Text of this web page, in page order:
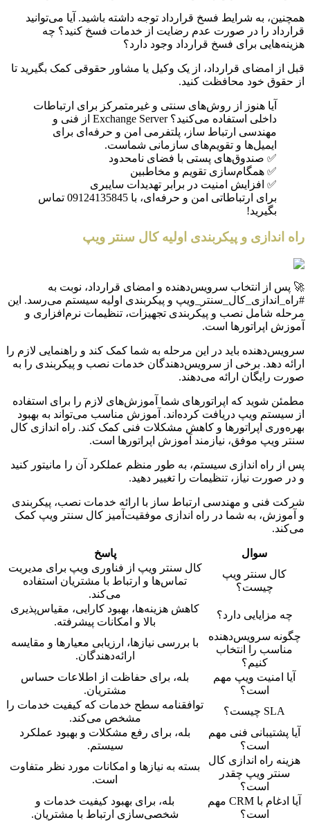
همچنین، به شرایط فسخ قرارداد توجه داشته باشید. آیا می‌توانید
قرارداد را در صورت عدم رضایت از خدمات فسخ کنید؟ چه
هزینه‌هایی برای فسخ قرارداد وجود دارد؟
قبل از امضای قرارداد، از یک وکیل یا مشاور حقوقی کمک بگیرید تا
از حقوق خود محافظت کنید.
آیا هنوز از روش‌های سنتی و غیرمتمرکز برای ارتباطات
داخلی استفاده می‌کنید؟ Exchange Server از فنی و
مهندسی ارتباط ساز، پلتفرمی امن و حرفه‌ای برای
ایمیل‌ها و تقویم‌های سازمانی شماست.
✅ صندوق‌های پستی با فضای نامحدود
✅ همگام‌سازی تقویم و مخاطبین
✅ افزایش امنیت در برابر تهدیدات سایبری
برای ارتباطاتی امن و حرفه‌ای، با 09124135845 تماس
بگیرید!
راه اندازی و پیکربندی اولیه کال سنتر ویپ
🚀 پس از انتخاب سرویس‌دهنده و امضای قرارداد، نوبت به
#راه_اندازی_کال_سنتر_ویپ و پیکربندی اولیه سیستم می‌رسد. این
مرحله شامل نصب و پیکربندی تجهیزات، تنظیمات نرم‌افزاری و
آموزش اپراتورها است.
سرویس‌دهنده باید در این مرحله به شما کمک کند و راهنمایی لازم را
ارائه دهد. برخی از سرویس‌دهندگان خدمات نصب و پیکربندی را به
صورت رایگان ارائه می‌دهند.
مطمئن شوید که اپراتورهای شما آموزش‌های لازم را برای استفاده
از سیستم ویپ دریافت کرده‌اند. آموزش مناسب می‌تواند به بهبود
بهره‌وری اپراتورها و کاهش مشکلات فنی کمک کند. راه اندازی کال
سنتر ویپ موفق، نیازمند آموزش اپراتورها است.
پس از راه اندازی سیستم، به طور منظم عملکرد آن را مانیتور کنید
و در صورت نیاز، تنظیمات را تغییر دهید.
شرکت فنی و مهندسی ارتباط ساز با ارائه خدمات نصب، پیکربندی
و آموزش، به شما در راه اندازی موفقیت‌آمیز کال سنتر ویپ کمک
می‌کند.
سوال
پاسخ
کال سنتر ویپ
چیست؟
کال سنتر ویپ از فناوری ویپ برای مدیریت
تماس‌ها و ارتباط با مشتریان استفاده
می‌کند.
چه مزایایی دارد؟
کاهش هزینه‌ها، بهبود کارایی، مقیاس‌پذیری
بالا و امکانات پیشرفته.
چگونه سرویس‌دهنده
مناسب را انتخاب
کنیم؟
با بررسی نیازها، ارزیابی معیارها و مقایسه
ارائه‌دهندگان.
آیا امنیت ویپ مهم
است؟
بله، برای حفاظت از اطلاعات حساس
مشتریان.
SLA چیست؟
توافقنامه سطح خدمات که کیفیت خدمات را
مشخص می‌کند.
آیا پشتیبانی فنی مهم
است؟
بله، برای رفع مشکلات و بهبود عملکرد
سیستم.
هزینه راه اندازی کال
سنتر ویپ چقدر
است؟
بسته به نیازها و امکانات مورد نظر متفاوت
است.
آیا ادغام با CRM مهم
است؟
بله، برای بهبود کیفیت خدمات و
شخصی‌سازی ارتباط با مشتریان.